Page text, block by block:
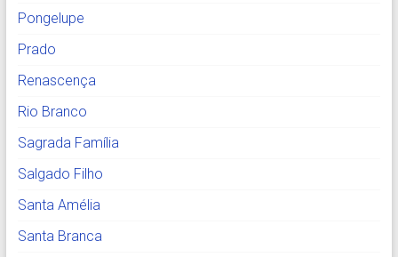
Pongelupe
Prado
Renascença
Rio Branco
Sagrada Família
Salgado Filho
Santa Amélia
Santa Branca